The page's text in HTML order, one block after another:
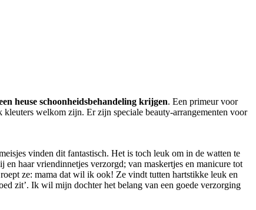
heuse schoonheidsbehandeling krijgen. Een primeur voor
welkom zijn. Er zijn speciale beauty-arrangementen voor
vinden dit fantastisch. Het is toch leuk om in de watten te
haar vriendinnetjes verzorgd; van maskertjes en manicure tot
ze: mama dat wil ik ook! Ze vindt tutten hartstikke leuk en
zit’. Ik wil mijn dochter het belang van een goede verzorging